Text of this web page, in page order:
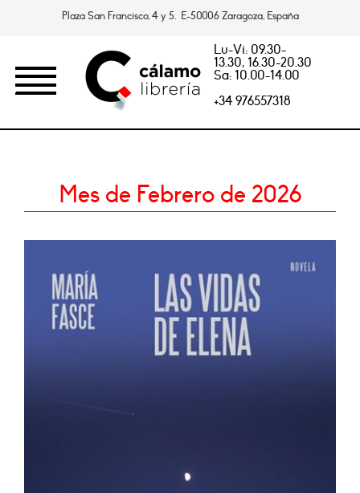
Plaza San Francisco, 4 y 5. E-50006 Zaragoza, España
Lu-Vi: 09.30-
13.30, 16.30-20.30
Sa: 10.00-14.00
+34 976557318
Mes de Febrero de 2026